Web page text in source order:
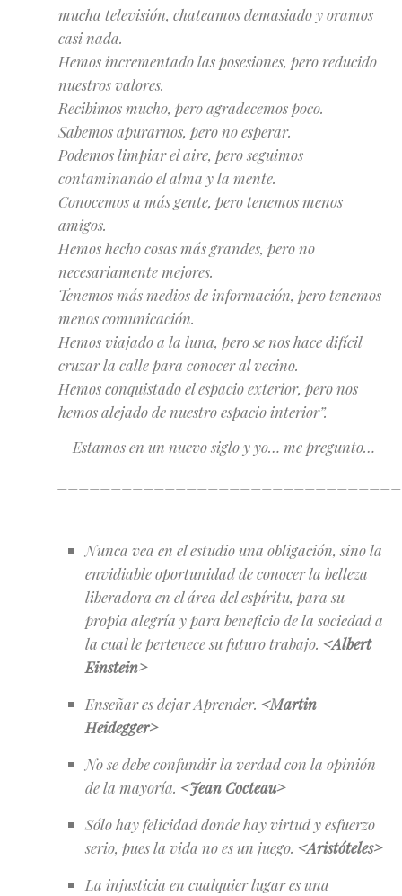
mucha televisión, chateamos demasiado y oramos
casi nada.
Hemos incrementado las posesiones, pero reducido
nuestros valores.
Recibimos mucho, pero agradecemos poco.
Sabemos apurarnos, pero no esperar.
Podemos limpiar el aire, pero seguimos
contaminando el alma y la mente.
Conocemos a más gente, pero tenemos menos
amigos.
Hemos hecho cosas más grandes, pero no
necesariamente mejores.
Tenemos más medios de información, pero tenemos
menos comunicación.
Hemos viajado a la luna, pero se nos hace difícil
cruzar la calle para conocer al vecino.
Hemos conquistado el espacio exterior, pero nos
hemos alejado de nuestro espacio interior”.
Estamos en un nuevo siglo y yo… me pregunto…
Nunca vea en el estudio una obligación, sino la
envidiable oportunidad de conocer la belleza
liberadora en el área del espíritu, para su
propia alegría y para beneficio de la sociedad a
la cual le pertenece su futuro trabajo. <Albert
Einstein>
Enseñar es dejar Aprender. <Martin
Heidegger>
No se debe confundir la verdad con la opinión
de la mayoría. <Jean Cocteau>
Sólo hay felicidad donde hay virtud y esfuerzo
serio, pues la vida no es un juego. <Aristóteles>
La injusticia en cualquier lugar es una